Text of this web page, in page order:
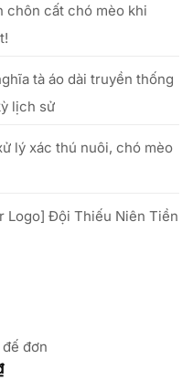
chôn cất chó mèo khi
tà áo dài truyền thống
lịch sử
lý xác thú nuôi, chó mèo
Logo] Đội Thiếu Niên Tiền
đơn
Khoảng